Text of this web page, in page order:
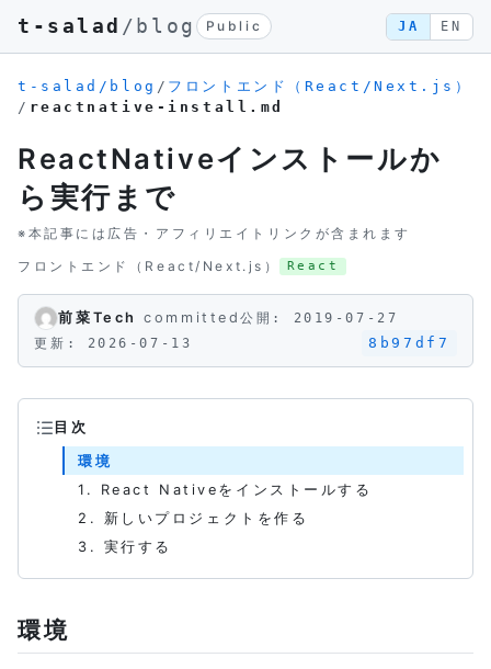
t-salad /blog Public JA EN
t-salad/blog / フロントエンド（React/Next.js）
/ reactnative-install.md
ReactNativeインストールか
ら実行まで
※本記事には広告・アフィリエイトリンクが含まれます
フロントエンド（React/Next.js） React
前菜Tech committed公開: 2019-07-27
更新: 2026-07-13
8b97df7
環境
目次
環境
1. React Nativeをインストールする
2. 新しいプロジェクトを作る
3. 実行する